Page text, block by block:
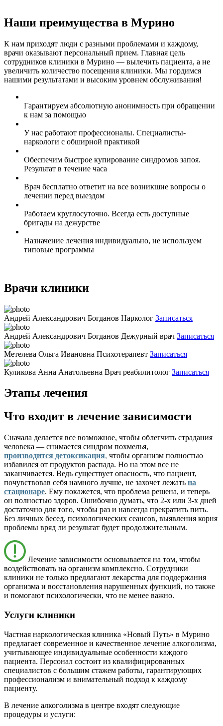
Наши преимущества в Мурино
К нам приходят люди с разными проблемами и каждому,
врачи оказывают персональный прием. Главная цель
сотрудников клиники в Мурино — вылечить пациента, а не
увеличить количество посещения клиники. Мы гордимся
нашими результатами и высоким уровнем обслуживания!
Гарантируем абсолютную анонимность при обращении
к нам за помощью
У нас работают профессионалы. Специалисты-
наркологи с обширной практикой
Обеспечим быстрое купирование синдромов запоя.
Результат в течение часа
Врач бесплатно ответит на все возникшие вопросы о
лечении перед выездом
Работаем круглосуточно. Всегда есть доступные
бригады на дежурстве
Назначение лечения индивидуально, не используем
типовые программы
Врачи клиники
Андрей Александрович Богданов Нарколог Записаться
Андрей Александрович Богданов Дежурный врач Записаться
Метелева Ольга Ивановна Психотерапевт Записаться
Куликова Анна Анатольевна Врач реабилитолог Записаться
Этапы лечения
Что входит в лечение зависимости
Сначала делается все возможное, чтобы облегчить страдания
человека — снимается синдром похмелья,
производится детоксикация, чтобы организм полностью
избавился от продуктов распада. Но на этом все не
заканчивается. Ведь существует опасность, что пациент,
почувствовав себя намного лучше, не захочет лежать на
стационаре. Ему покажется, что проблема решена, и теперь
он полностью здоров. Ошибочно думать, что 2-х или 3-х дней
достаточно для того, чтобы раз и навсегда прекратить пить.
Без личных бесед, психологических сеансов, выявления корня
проблемы вряд ли результат будет продолжительным.
Лечение зависимости основывается на том, чтобы
воздействовать на организм комплексно. Сотрудники
клиники не только предлагают лекарства для поддержания
организма и восстановления нарушенных функций, но также
и помогают психологически, что не менее важно.
Услуги клиники
Частная наркологическая клиника «Новый Путь» в Мурино
предлагает современное и качественное лечение алкоголизма,
учитывающее индивидуальные особенности каждого
пациента. Персонал состоит из квалифицированных
специалистов с большим стажем работы, гарантирующих
профессионализм и внимательный подход к каждому
пациенту.
В лечение алкоголизма в центре входят следующие
процедуры и услуги: